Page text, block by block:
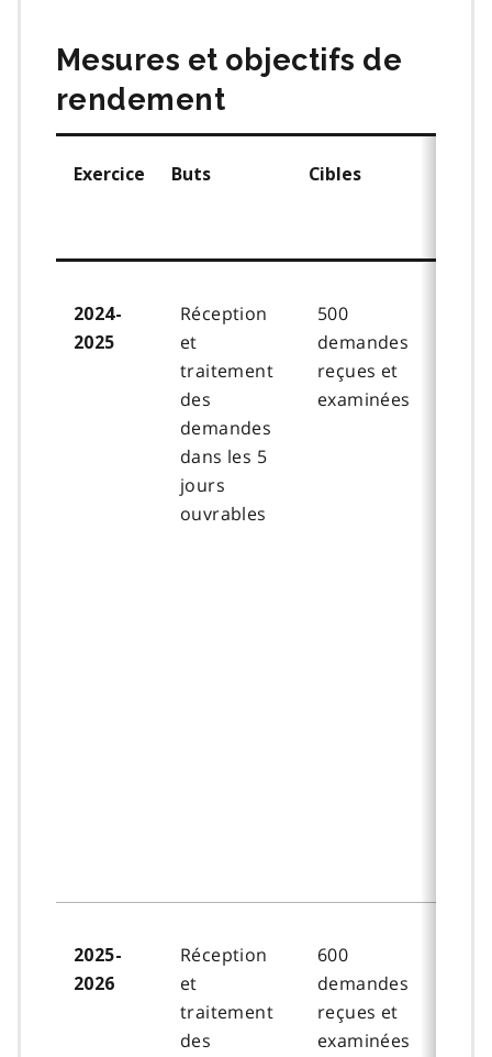
Mesures et objectifs de
rendement
Exercice Buts Cibles
2024-
2025
Réception
et
traitement
des
demandes
dans les 5
jours
ouvrables
500
demandes
reçues et
examinées
2025-
2026
Réception
et
traitement
des
600
demandes
reçues et
examinées